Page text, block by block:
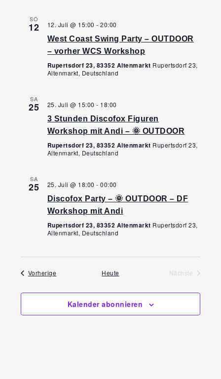
SO
12 12. Juli @ 15:00 -20:00
West Coast Swing Party – OUTDOOR
– vorher WCS Workshop
Rupertsdorf 23, 83352 Altenmarkt Rupertsdorf 23,
Altenmarkt, Deutschland
SA
25 25. Juli @ 15:00 - 18:00
3 Stunden Discofox Figuren
Workshop mit Andi – 🌞 OUTDOOR
Rupertsdorf 23, 83352 Altenmarkt Rupertsdorf 23,
Altenmarkt, Deutschland
SA
25 25. Juli @ 18:00 -00:00
Discofox Party – 🌞 OUTDOOR – DF
Workshop mit Andi
Rupertsdorf 23, 83352 Altenmarkt Rupertsdorf 23,
Altenmarkt, Deutschland
Vorherige VeranstaltungenHeute
Nächste
Kalender abonnieren